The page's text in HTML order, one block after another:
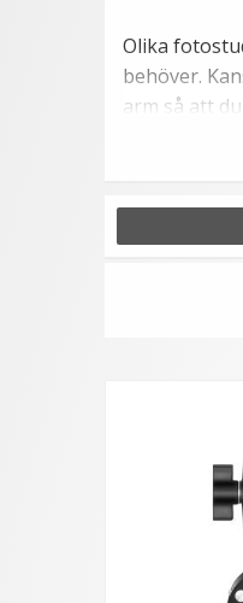
Olika
behöver.
arm så att
Klämmor
är ofta
Den
justerbart.
fler
Stativhjul
Hjul till
försedda